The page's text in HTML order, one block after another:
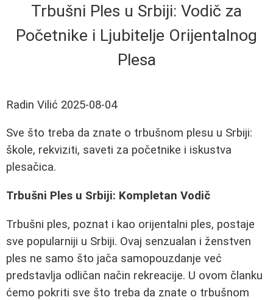
Trbušni Ples u Srbiji: Vodič za
Početnike i Ljubitelje Orijentalnog
Plesa
Radin Vilić 2025-08-04
Sve što treba da znate o trbušnom plesu u Srbiji:
škole, rekviziti, saveti za početnike i iskustva
plesačica.
Trbušni Ples u Srbiji: Kompletan Vodič
Trbušni ples, poznat i kao orijentalni ples, postaje
sve popularniji u Srbiji. Ovaj senzualan i ženstven
ples ne samo što jača samopouzdanje već
predstavlja odličan način rekreacije. U ovom članku
ćemo pokriti sve što treba da znate o trbušnom